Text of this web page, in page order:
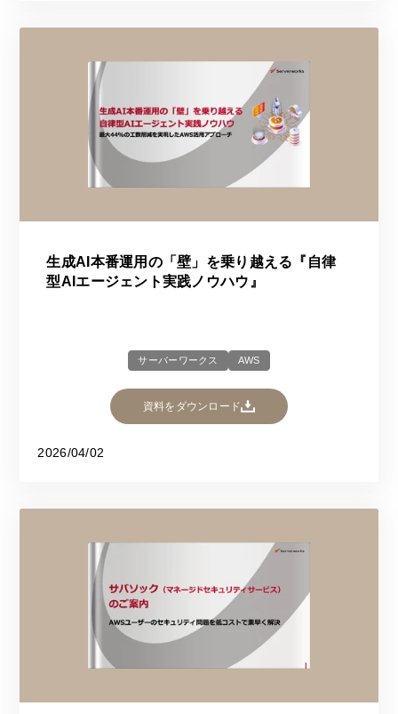
生成AI本番運用の「壁」を乗り越える『自律
型AIエージェント実践ノウハウ』
サーバーワークス AWS
資料をダウンロード
2026/04/02